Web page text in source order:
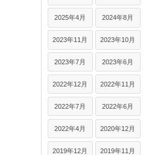
2025年4月 2024年8月
2023年11月 2023年10月
2023年7月 2023年6月
2022年12月 2022年11月
2022年7月 2022年6月
2022年4月 2020年12月
2019年12月 2019年11月